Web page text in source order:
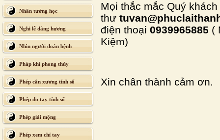
Nhân tướng học
Nghi lễ dâng hương
Nhìn người đoán bệnh
Pháp khí phong thủy
Phép cân xương tính số
Phép đo tay tính số
Phép giải mộng
Phép xem chỉ tay
Mọi thắc mắc Quý
thư
điện thoại 0939965885 (
Kiệm)
Xin chân thành cảm ơn.